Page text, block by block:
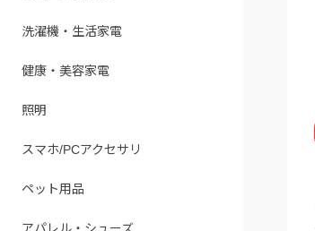
洗濯機・生活家電
健康・美容家電
照明
スマホ/PCアクセサリ
ペット用品
アパレル・シューズ